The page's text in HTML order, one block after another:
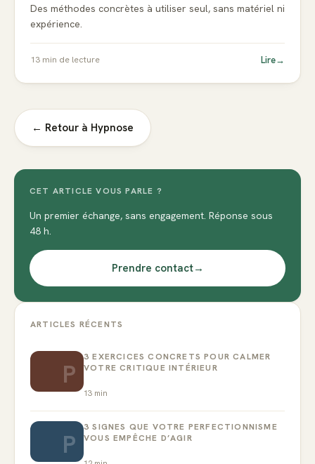
Des méthodes concrètes à utiliser seul, sans matériel ni
expérience.
13 min de lecture Lire→
← Retour à Hypnose
CET ARTICLE VOUS PARLE ?
Un premier échange, sans engagement. Réponse sous
48 h.
Prendre contact→
ARTICLES RÉCENTS
P
3 EXERCICES CONCRETS POUR CALMER
VOTRE CRITIQUE INTÉRIEUR
13 min
P
3 SIGNES QUE VOTRE PERFECTIONNISME
VOUS EMPÊCHE D’AGIR